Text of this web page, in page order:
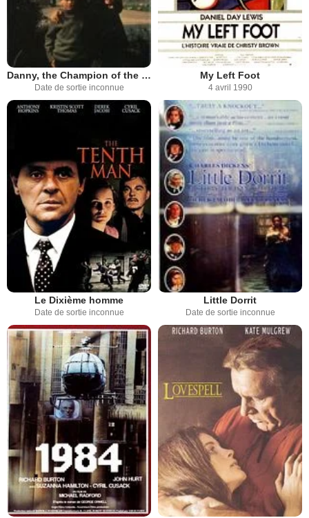
Danny, the Champion of the World
Date de sortie inconnue
My Left Foot
4 avril 1990
Le Dixième homme
Date de sortie inconnue
Little Dorrit
Date de sortie inconnue